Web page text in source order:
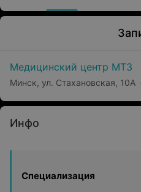
Медицинский центр МТЗ
Минск, ул. Стахановская, 10А
Инфо
Специализация